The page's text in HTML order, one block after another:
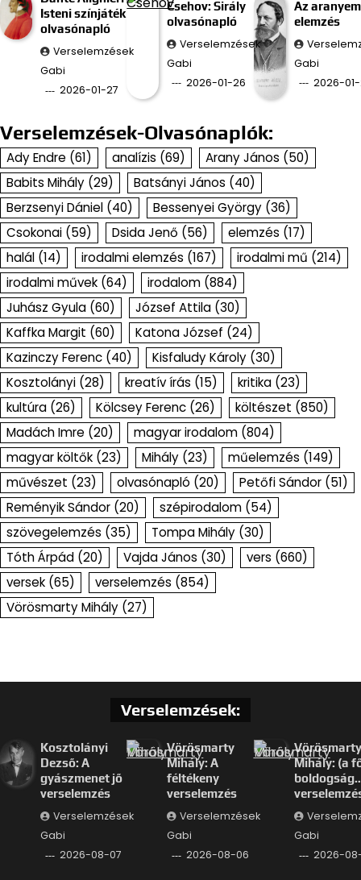
Isteni színjáték
olvasónapló
Verselemzések
Gabi
2026-01-27
Csehov: Sirály
olvasónapló
Verselemzések
Gabi
2026-01-26
Az
elemzés
Gabi
2026-
Verselemzések-Olvasónaplók:
Ady Endre (61) analízis (69) Arany János (50)
Babits Mihály (29) Batsányi János (40)
Berzsenyi Dániel (40) Bessenyei György (36)
Csokonai (59) Dsida Jenő (56) elemzés (17)
halál (14) irodalmi elemzés (167) irodalmi mű (214)
irodalmi művek (64) irodalom (884)
Juhász Gyula (60) József Attila (30)
Kaffka Margit (60) Katona József (24)
Kazinczy Ferenc (40) Kisfaludy Károly (30)
Kosztolányi (28) kreatív írás (15) kritika (23)
kultúra (26) Kölcsey Ferenc (26) költészet (850)
Madách Imre (20) magyar irodalom (804)
magyar költők (23) Mihály (23) műelemzés (149)
művészet (23) olvasónapló (20) Petőfi Sándor (51)
Reményik Sándor (20) szépirodalom (54)
szövegelemzés (35) Tompa Mihály (30)
Tóth Árpád (20) Vajda János (30) vers (660)
versek (65) verselemzés (854)
Vörösmarty Mihály (27)
Verselemzések:
Kosztolányi
Dezső: A
gyászmenet jő
verselemzés
Verselemzések
Gabi
2026-08-07
Vörösmarty
Mihály: A
féltékeny
verselemzés
Verselemzések
Gabi
2026-08-06
Vörösmarty
Mihály: (a
Gabi
2026-